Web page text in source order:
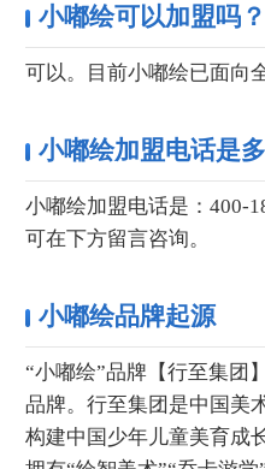
小嘟绘可以加盟吗？
可以。目前小嘟绘已面向
小嘟绘加盟电话是
小嘟绘加盟电话是：400-
可在下方留言咨询。
小嘟绘品牌起源
“小嘟绘”品牌【行至集团
品牌。行至集团是中国美
构建中国少年儿童美育成